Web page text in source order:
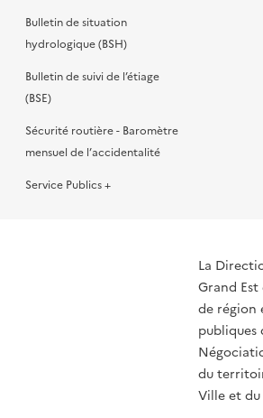
Bulletin de situation
hydrologique (BSH)
Bulletin de suivi de l’étiage
(BSE)
Sécurité routière - Baromètre
mensuel de l’accidentalité
Service Publics +
La
Grand
de région
publiques
du
Ville et